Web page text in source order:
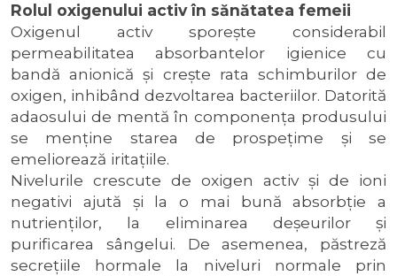
Rolul oxigenului activ în sănătatea femeii
Oxigenul activ sporeşte considerabil
permeabilitatea absorbantelor igienice cu
bandă anionică şi creşte rata schimburilor de
oxigen, inhibând dezvoltarea bacteriilor. Datorită
adaosului de mentă în componenţa produsului
se menţine starea de prospeţime şi se
emeliorează iritaţiile.
Nivelurile crescute de oxigen activ şi de ioni
negativi ajută şi la o mai bună absorbţie a
nutrienţilor, la eliminarea deşeurilor şi
purificarea sângelui. De asemenea, păstreză
secreţiile hormale la niveluri normale prin